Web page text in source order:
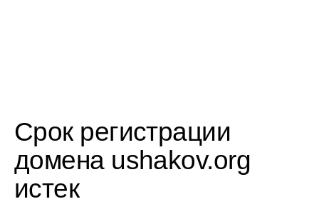
Срок регистрации
домена ushakov.org
истек